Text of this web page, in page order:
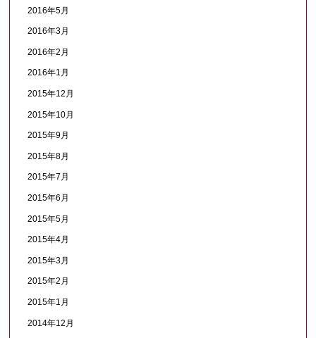
2016年5月
2016年3月
2016年2月
2016年1月
2015年12月
2015年10月
2015年9月
2015年8月
2015年7月
2015年6月
2015年5月
2015年4月
2015年3月
2015年2月
2015年1月
2014年12月